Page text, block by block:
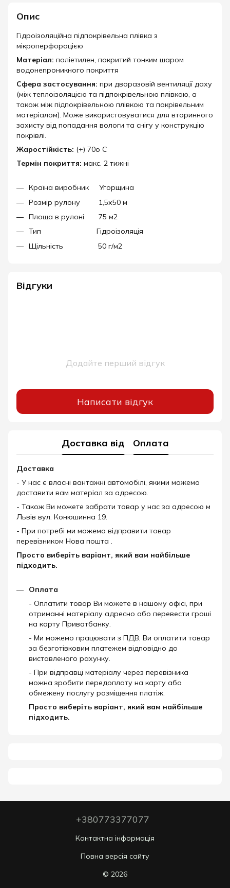
Опис
Гідроізоляційна підпокрівельна плівка з
мікроперфорацією
Матеріал: поліетилен, покритий тонким шаром
водонепроникного покриття
Сфера застосування: при дворазовій вентиляції даху
(між теплоізоляцією та підпокрівельною плівкою, а
також між підпокрівельною плівкою та покрівельним
матеріалом). Може використовуватися для вторинного
захисту від попадання вологи та снігу у конструкцію
покрівлі.
Жаростійкість: (+) 70o С
Термін покриття: макс. 2 тижні
Країна виробник Угорщина
Розмір рулону 1,5х50 м
Площа в рулоні 75 м2
Тип Гідроізоляція
Щільність 50 г/м2
Відгуки
Додайте перший відгук
Написати відгук
Доставка від Оплата
Доставка
- У нас є власні вантажні автомобілі, якими можемо
доставити вам матеріал за адресою.
- Також Ви можете забрати товар у нас за адресою м
Львів вул. Конюшинна 19.
- При потребі ми можемо відправити товар
перевізником Нова пошта .
Просто виберіть варіант, який вам найбільше
підходить.
Оплата
- Оплатити товар Ви можете в нашому офісі, при
отриманні матеріалу адресно або перевести гроші
на карту Приватбанку.
- Ми можемо працювати з ПДВ, Ви оплатити товар
за безготівковим платежем відповідно до
виставленого рахунку.
- При відправці матеріалу через перевізника
можна зробити передоплату на карту або
обмежену послугу розміщення платіж.
Просто виберіть варіант, який вам найбільше
підходить.
+380773377077
Контактна інформація
Повна версія сайту
© 2026